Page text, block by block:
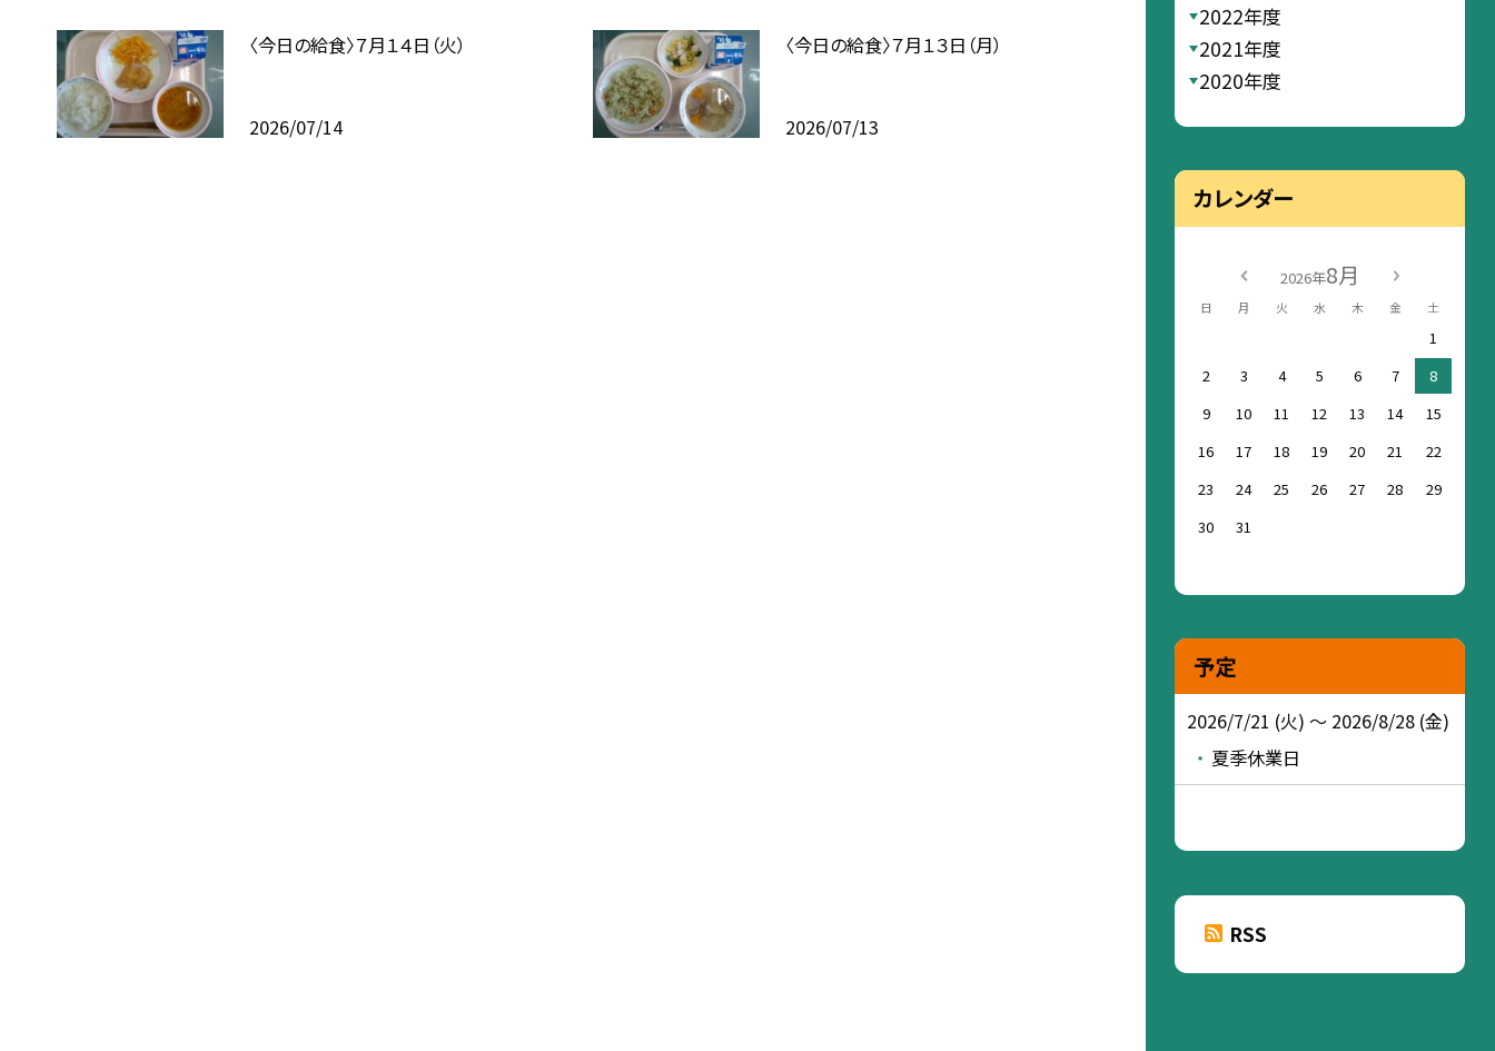
〈今日の給食〉７月１４日（火）
2026/07/14
〈今日の給食〉７月１３日（月）
2026/07/13
2022年度
2021年度
2020年度
カレンダー
2026年8月
日 月 火 水 木 金 土
1
2
3 4 5 6 7
8
9
10 11 12 13 14
15
16
17 18 19 20 21
22
23
24 25 26 27 28
29
30
31
予定
2026/7/21 (火) ～ 2026/8/28 (金)
夏季休業日
RSS